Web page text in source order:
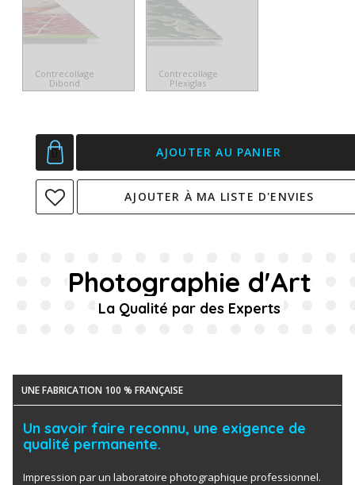
Contrecollage
Dibond
Contrecollage
Plexiglas
AJOUTER AU PANIER
AJOUTER À MA LISTE D'ENVIES
Photographie d'Art
La Qualité par des Experts
UNE FABRICATION 100 % FRANÇAISE
Un savoir faire reconnu, une exigence de
qualité permanente.
Impression par un laboratoire photographique professionnel.